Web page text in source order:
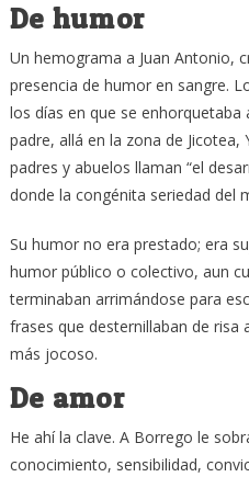
De humor
Un hemograma a Juan Antonio,
presencia de humor en sangre.
los días en que se enhorquetaba
padre, allá en la zona de
padres y abuelos llaman “el
donde la congénita seriedad del
Su humor no era prestado; era
humor público o colectivo, aun
terminaban arrimándose para
frases que desternillaban de risa
más jocoso.
De amor
He ahí la clave. A Borrego le
conocimiento, sensibilidad,